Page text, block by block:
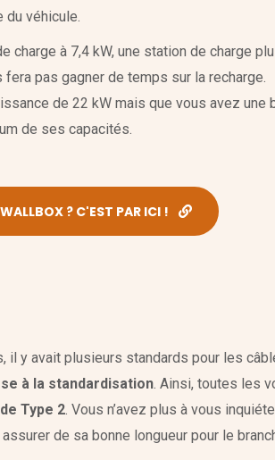
du véhicule.
charge à 7,4 kW, une station de charge
pas gagner de temps sur la recharge.
de 22 kW mais que vous avez une
de ses capacités.
? C'EST PAR ICI !
il y avait plusieurs standards pour les
à la standardisation. Ainsi, toutes les
Type 2. Vous n’avez plus à vous
de sa bonne longueur pour le